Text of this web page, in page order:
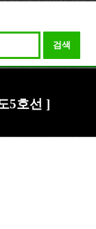
검색
5호선 ]